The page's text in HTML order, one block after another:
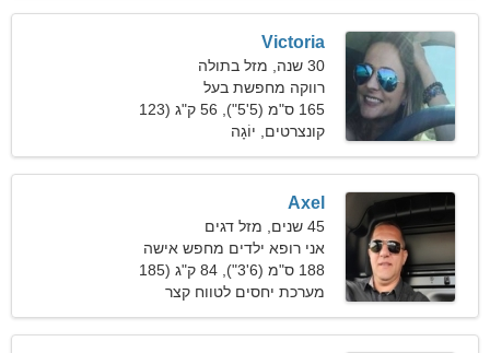
Victoria
30 שנה, מזל בתולה
רווקה מחפשת בעל
165 ס"מ (5'5"), 56 ק"ג (123
פאונד)
קונצרטים, יוֹגָה
Axel
45 שנים, מזל דגים
אני רופא ילדים מחפש אישה
יפה
188 ס"מ (6'3"), 84 ק"ג (185
פאונד)
מערכת יחסים לטווח קצר